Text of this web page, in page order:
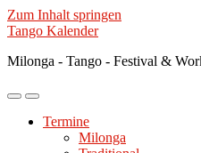
Zum Inhalt springen
Tango Kalender
Milonga - Tango - Festival &
Mobile-
ein-/ausblenden
Suchfeld
ein-/ausblenden
Termine
Milonga